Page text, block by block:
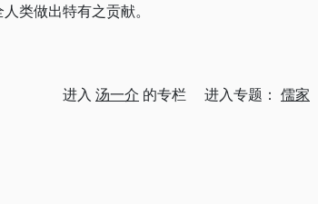
类做出特有之贡献。
进入 汤一介 的专栏 进入专题： 儒家